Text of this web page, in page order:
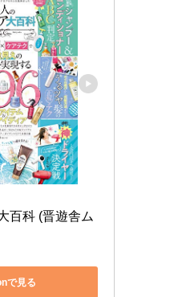
百科 (晋遊舎ム
で見る